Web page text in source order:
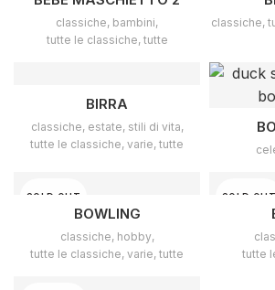
classiche, bambini,
tutte le classiche, tutte
classiche,
BIRRA
classiche, estate, stili di vita,
tutte le classiche, varie, tutte
SOLD OUT
BOWLING
classiche, hobby,
tutte le classiche, varie, tutte
SOLD OUT
tutte